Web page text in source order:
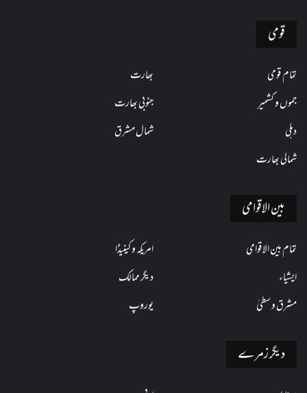
قومی
تمام قومی
بھارت
جموں و کشمیر
جنوبی بھارت
دہلی
شمال مشرق
شمالی بھارت
بین الاقوامی
تمام بین الاقوامی
امریکہ و کینیڈا
ایشیاء
دیگر ممالک
مشرق وسطیٰ
یوروپ
دیگر زمرے